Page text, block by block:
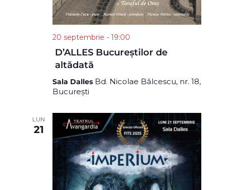
20 septembrie - 19:00
D’ALLES Bucureștilor de
altădată
Sala Dalles Bd. Nicolae Bălcescu, nr. 18,
București
LUN
21